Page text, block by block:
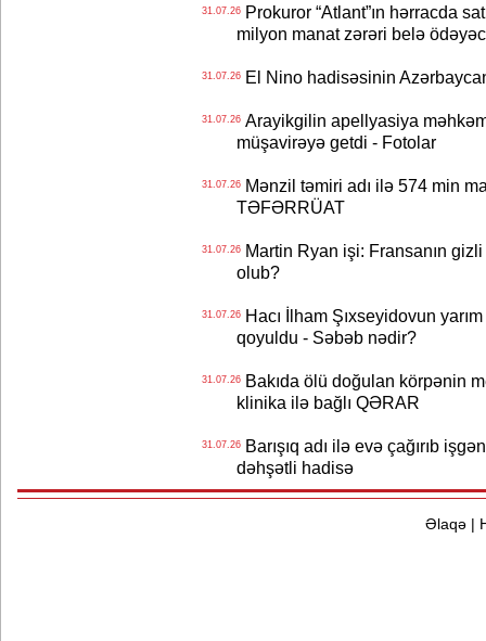
31.07.26Prokuror “Atlant”ın hərracda
milyon manat zərəri belə
31.07.26El Nino hadisəsinin
31.07.26Arayikgilin apellyasiya
müşavirəyə getdi - Fotolar
31.07.26Mənzil təmiri adı ilə 574 min
TƏFƏRRÜAT
31.07.26Martin Ryan işi: Fransanın gizli
olub?
31.07.26Hacı İlham Şıxseyidovun
qoyuldu - Səbəb nədir?
31.07.26Bakıda ölü doğulan körpənin
klinika ilə bağlı QƏRAR
31.07.26Barışıq adı ilə evə çağırıb
dəhşətli hadisə
Əlaqə|